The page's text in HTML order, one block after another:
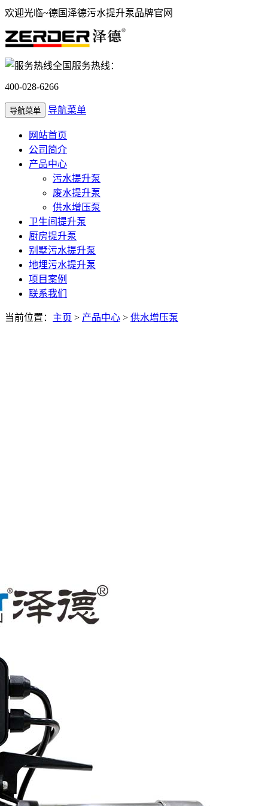
欢迎光临~德国泽德污水提升泵品牌官网
全国服务热线：
400-028-6266
导航菜单 导航菜单
网站首页
公司简介
产品中心
污水提升泵
废水提升泵
供水增压泵
卫生间提升泵
厨房提升泵
别墅污水提升泵
地埋污水提升泵
项目案例
联系我们
当前位置： 主页 > 产品中心 > 供水增压泵